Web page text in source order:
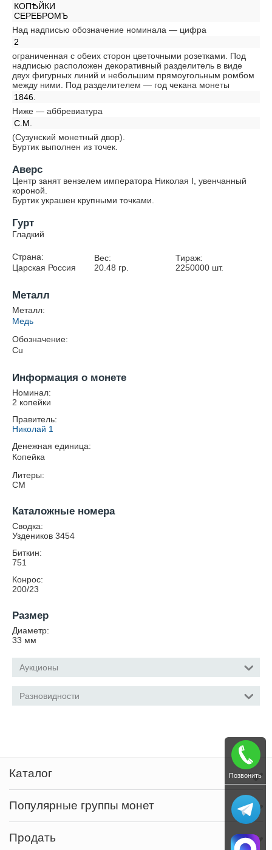
КОПѢЙКИ
СЕРЕБРОМЪ
Над надписью обозначение номинала — цифра
2
ограниченная с обеих сторон цветочными розетками. Под
надписью расположен декоративный разделитель в виде
двух фигурных линий и небольшим прямоугольным ромбом
между ними. Под разделителем — год чекана монеты
1846.
Ниже — аббревиатура
С.М.
(Сузунский монетный двор).
Буртик выполнен из точек.
Аверс
Центр занят вензелем императора Николая I, увенчанный
короной.
Буртик украшен крупными точками.
Гурт
Гладкий
Страна:
Царская Россия
Вес:
20.48 гр.
Тираж:
2250000 шт.
Металл
Металл:
Медь
Обозначение:
Cu
Информация о монете
Номинал:
2 копейки
Правитель:
Николай 1
Денежная единица:
Копейка
Литеры:
СМ
Каталожные номера
Сводка:
Уздеников 3454
Биткин:
751
Конрос:
200/23
Размер
Диаметр:
33 мм
Аукционы
Разновидности
Каталог
Популярные группы монет
Продать
Позвонить